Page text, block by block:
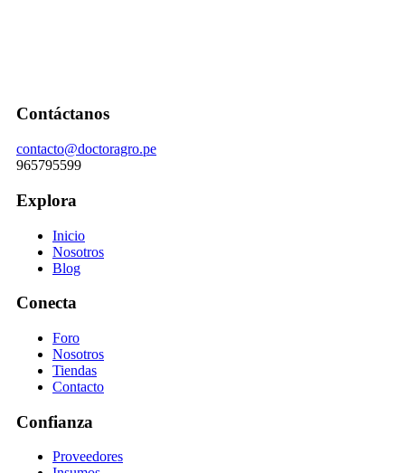
Contáctanos
contacto@doctoragro.pe
965795599
Explora
Inicio
Nosotros
Blog
Conecta
Foro
Nosotros
Tiendas
Contacto
Confianza
Proveedores